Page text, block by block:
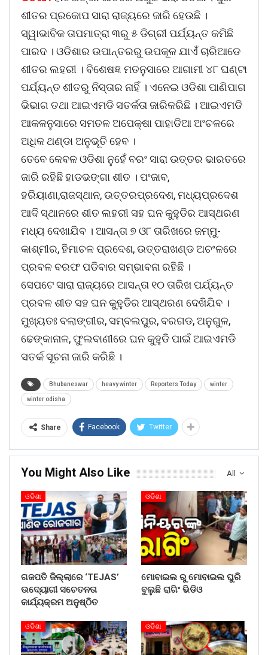
ଶୀତର ପ୍ରକୋପ ସାରା ରାଜ୍ୟରେ ଜାରି ହେଉଛି ।
ସ୍ୱାଭାବିକ ତାପମାତ୍ରା ୩ରୁ ୫ ଡିଗ୍ରୀ ପର୍ଯ୍ୟନ୍ତ କମିଛି
ପାରଦ । ଓଡିଶାର ଉପାନ୍ତରରୁ ଉପକୂଳ ଯାଏଁ ଚାରିଆଡେ
ଶୀତର ଲହରୀ । ବିଶେଷଜ୍ଞ ମତନୁସାରେ ଆଗାମୀ ୪୮ ଘଣ୍ଟା
ପର୍ଯ୍ୟନ୍ତ ଶୀତରୁ ନିସ୍ତାର ନାହିଁ । ଏନେଇ ଓଡିଶା ପାଣିପାଗ
ଭିଭାଗ ତଥା ଆଇଏମଡି ସତର୍କତା ଜାରିକରିଛି । ଆଇଏମଡି
ଆକଳନୁସାରେ ସମତଳ ଅପେକ୍ଷା ପାହାଡିଆ ଅଂଚଳରେ
ଅଧିକ ଥଣ୍ଡା ଅନୁଭୂତି ହେବ ।
ତେବେ କେବଳ ଓଡିଶା ନୁହେଁ ବରଂ ସାରା ଉତ୍ତର ଭାରତରେ
ଜାରି ରହିଛି ହାଡଭଙ୍ଗା ଶୀତ । ପଂଜାବ,
ହରିୟାଣା,ରାଜସ୍ଥାନ, ଉତ୍ତରପ୍ରଦେଶ, ମଧ୍ୟପ୍ରଦେଶ
ଆଦି ସ୍ଥାନରେ ଶୀତ ଲହରୀ ସହ ଘନ କୁହୁଡିର ଆସ୍ଥରଣ
ମଧ୍ୟ ଦେଖାଯିବ । ଆସନ୍ତା ୭ ଓ୮ ତାରିଖରେ ଜମ୍ମୁ-
କାଶ୍ମୀର, ହିମାଚଳ ପ୍ରଦେଶ, ଉତ୍ତରାଖଣ୍ଡ ଅଚଂଳରେ
ପ୍ରବଳ ବରଫ ପଡିବାର ସମ୍ଭାବନା ରହିଛି ।
ସେପଟେ ସାରା ରାଜ୍ୟରେ ଆସନ୍ତା ୧୦ ତାରିଖ ପର୍ଯ୍ୟନ୍ତ
ପ୍ରବଳ ଶୀତ ସହ ଘନ କୁହୁଡିର ଆସ୍ଥରଣ ଦେଖିଯିବ ।
ମୁଖ୍ୟତଃ ବଲାଙ୍ଗୀର, ସମ୍ବଲପୁର, ବରଗଡ, ଅନୁଗୁଳ,
ଢେଙ୍କାନାଳ, ଫୁଲବାଣୀରେ ଘନ କୁହୁଡି ପାଇଁ ଆଇଏମଡି
ସତର୍କ ସୂଚନା ଜାରି କରିଛି ।
Bhubaneswar heavy winter Reporters Today winter
winter odisha
Share Facebook Twitter
All
You Might Also Like
ଓଡିଶା
ଗଜପତି ଜିଲ୍ଲାରେ ‘TEJAS’
ଉଦ୍ୟୋଗୀ ସଚେତନତା
କାର୍ଯ୍ୟକ୍ରମ ଅନୁଷ୍ଠିତ
ଓଡିଶା
ମୋବାଇଲ ରୁ ମୋବାଇଲ ଘୁରି
ବୁଲୁଛି ରାଗିଂ ଭିଡିଓ
ଓଡିଶା ଓଡିଶା